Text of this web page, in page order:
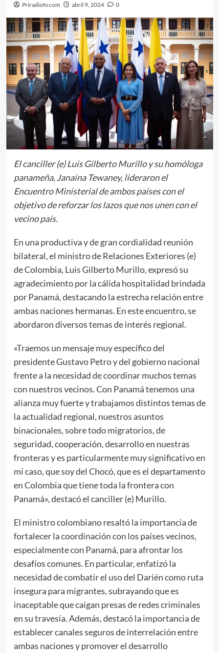
Priradiotv.com abril 9, 2024 0
El canciller (e) Luis Gilberto Murillo y su homóloga
panameña, Janaina Tewaney, lideraron el
Encuentro Ministerial de ambos países con el
objetivo de reforzar los lazos que nos unen con el
vecino país.
En una productiva y de gran cordialidad reunión
bilateral, el ministro de Relaciones Exteriores (e)
de Colombia, Luis Gilberto Murillo, expresó su
agradecimiento por la cálida hospitalidad brindada
por Panamá, destacando la estrecha relación entre
ambas naciones hermanas. En este encuentro, se
abordaron diversos temas de interés regional.
«Traemos un mensaje muy específico del
presidente Gustavo Petro y del gobierno nacional
frente a la necesidad de coordinar muchos temas
con nuestros vecinos. Con Panamá tenemos una
alianza muy fuerte y trabajamos distintos temas de
la actualidad regional, nuestros asuntos
binacionales, sobre todo migratorios, de
seguridad, cooperación, desarrollo en nuestras
fronteras y es particularmente muy significativo en
mi caso, que soy del Chocó, que es el departamento
en Colombia que tiene toda la frontera con
Panamá», destacó el canciller (e) Murillo.
El ministro colombiano resaltó la importancia de
fortalecer la coordinación con los países vecinos,
especialmente con Panamá, para afrontar los
desafíos comunes. En particular, enfatizó la
necesidad de combatir el uso del Darién como ruta
insegura para migrantes, subrayando que es
inaceptable que caigan presas de redes criminales
en su travesía. Además, destacó la importancia de
establecer canales seguros de interrelación entre
ambas naciones y promover el desarrollo